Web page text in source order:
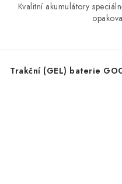
Kvalitní akumulátory
Trakční (GEL) baterie